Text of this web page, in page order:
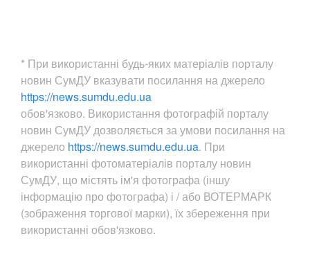
* При використанні будь-яких матеріалів порталу
новин СумДУ вказувати посилання на джерело
https://news.sumdu.edu.ua
обов'язково. Використання фотографій порталу
новин СумДУ дозволяється за умови посилання на
джерело https://news.sumdu.edu.ua. При
використанні фотоматеріалів порталу новин
СумДУ, що містять ім'я фотографа (іншу
інформацію про фотографа) і / або ВОТЕРМАРК
(зображення торгової марки), їх збереження при
використанні обов'язково.